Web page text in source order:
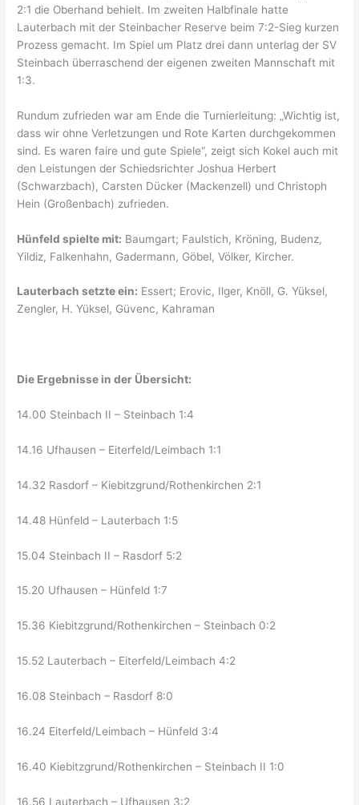
2:1 die Oberhand behielt. Im zweiten Halbfinale hatte
Lauterbach mit der Steinbacher Reserve beim 7:2-Sieg kurzen
Prozess gemacht. Im Spiel um Platz drei dann unterlag der SV
Steinbach überraschend der eigenen zweiten Mannschaft mit
1:3.
Rundum zufrieden war am Ende die Turnierleitung: „Wichtig ist,
dass wir ohne Verletzungen und Rote Karten durchgekommen
sind. Es waren faire und gute Spiele“, zeigt sich Kokel auch mit
den Leistungen der Schiedsrichter Joshua Herbert
(Schwarzbach), Carsten Dücker (Mackenzell) und Christoph
Hein (Großenbach) zufrieden.
Hünfeld spielte mit: Baumgart; Faulstich, Kröning, Budenz,
Yildiz, Falkenhahn, Gadermann, Göbel, Völker, Kircher.
Lauterbach setzte ein: Essert; Erovic, Ilger, Knöll, G. Yüksel,
Zengler, H. Yüksel, Güvenc, Kahraman
Die Ergebnisse in der Übersicht:
14.00 Steinbach II – Steinbach 1:4
14.16 Ufhausen – Eiterfeld/Leimbach 1:1
14.32 Rasdorf – Kiebitzgrund/Rothenkirchen 2:1
14.48 Hünfeld – Lauterbach 1:5
15.04 Steinbach II – Rasdorf 5:2
15.20 Ufhausen – Hünfeld 1:7
15.36 Kiebitzgrund/Rothenkirchen – Steinbach 0:2
15.52 Lauterbach – Eiterfeld/Leimbach 4:2
16.08 Steinbach – Rasdorf 8:0
16.24 Eiterfeld/Leimbach – Hünfeld 3:4
16.40 Kiebitzgrund/Rothenkirchen – Steinbach II 1:0
16.56 Lauterbach – Ufhausen 3:2